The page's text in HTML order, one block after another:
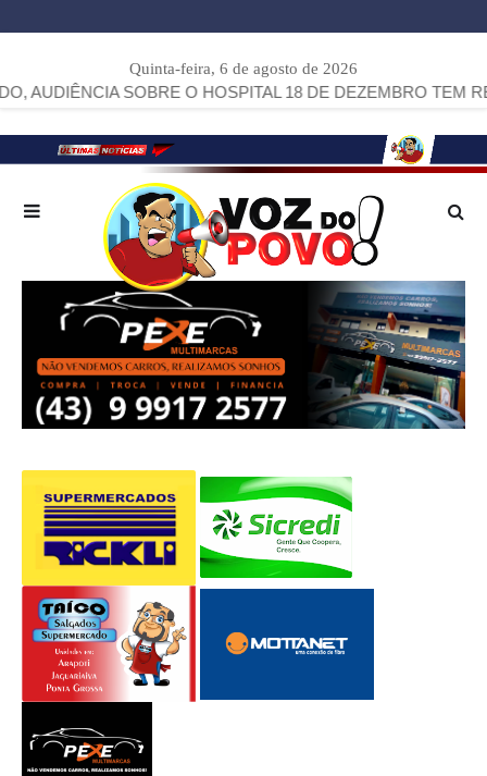
Quinta-feira, 6 de agosto de 2026
O HOSPITAL 18 DE DEZEMBRO TEM RESPOSTAS FIRMES